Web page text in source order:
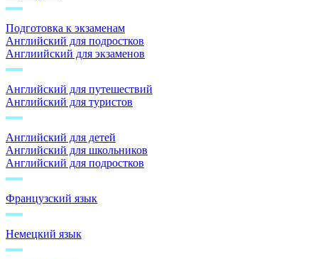
Подготовка к экзаменам
Английский для подростков
Англиийский для экзаменов
Английский для путешествий
Английский для туристов
Английский для детей
Английский для школьников
Английский для подростков
Французский язык
Немецкий язык